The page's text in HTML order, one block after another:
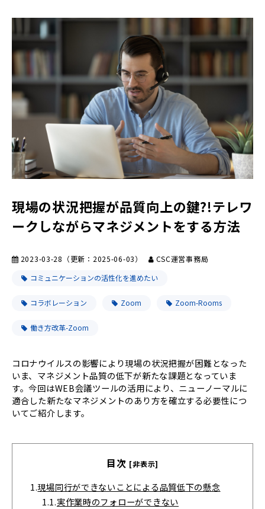
現場の状況把握が品質向上の鍵?!テレワ
ークしながらマネジメントをする方法
2023-03-28 （更新： 2025-06-03）
CSC運営事務局
コミュニケーションの活性化を進めたい
コラボレーション Zoom Zoom-Rooms
働き方改革-Zoom
コロナウイルスの影響により現場の状況把握が困難となった
いま、マネジメント品質の低下が新たな課題となっていま
す。今回はWEB会議ツールの活用により、ニューノーマルに
適合した新たなマネジメントのあり方を確立する必要性につ
いてご紹介します。
目次 [非表示]
1.現場同行ができないことによる品質低下の懸念
1.1.実作業時のフォローができない